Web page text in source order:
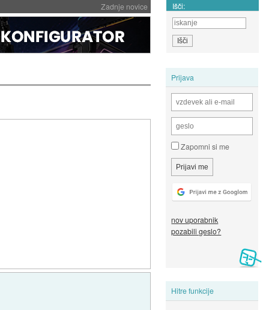
Zadnje novice Išči:
Prijava
Zapomni si me
nov uporabnik
pozabili geslo?
Hitre funkcije